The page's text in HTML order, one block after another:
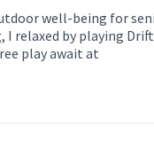
well-being for
relaxed by playing
play await at